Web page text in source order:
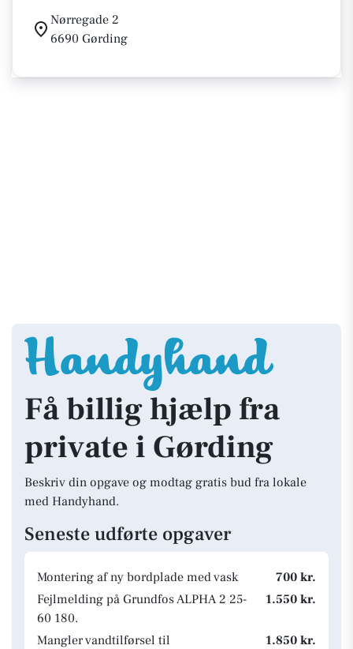
Nørregade 2
6690 Gørding
Få billig hjælp fra
private i Gørding
Beskriv din opgave og modtag gratis bud fra lokale
med Handyhand.
Seneste udførte opgaver
Montering af ny bordplade med vask
700 kr.
Fejlmelding på Grundfos ALPHA 2 25-
60 180.
1.550 kr.
Mangler vandtilførsel til 1.850 kr.